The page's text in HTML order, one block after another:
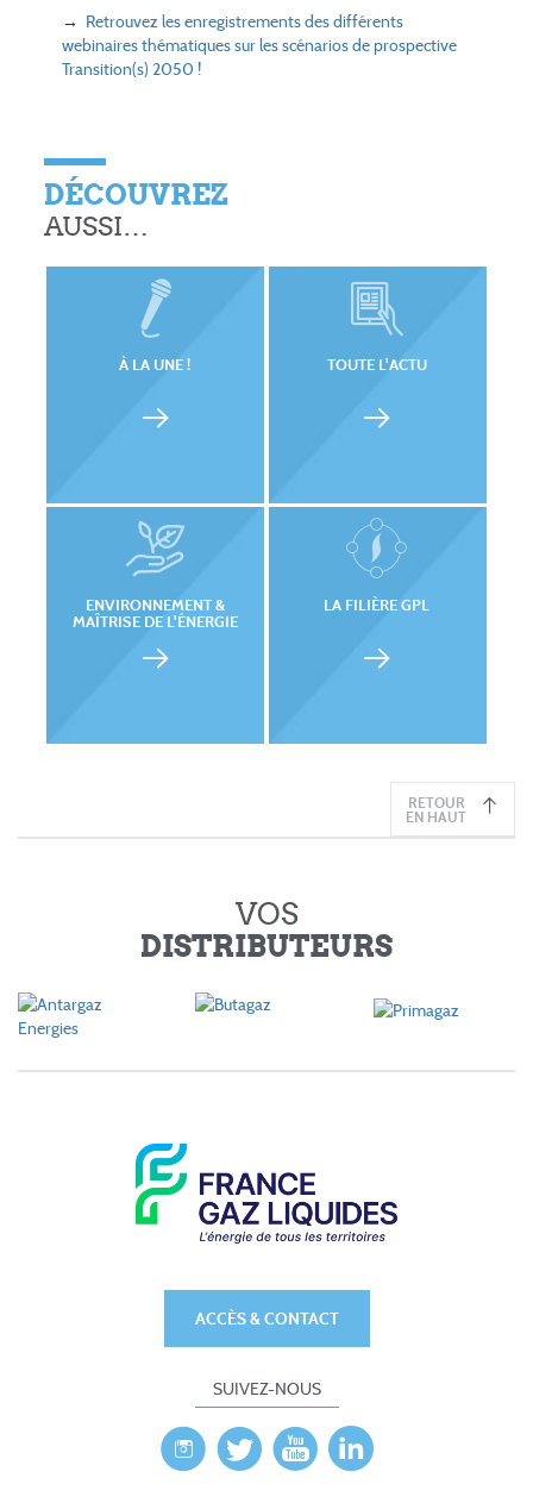
→ Retrouvez les enregistrements des différents
webinaires thématiques sur les scénarios de prospective
Transition(s) 2050 !
DÉCOUVREZ
AUSSI…
À LA UNE ! TOUTE L'ACTU
ENVIRONNEMENT &
MAÎTRISE DE L'ÉNERGIE
LA FILIÈRE GPL
RETOUR
EN HAUT
VOS
DISTRIBUTEURS
ACCÈS & CONTACT
SUIVEZ-NOUS